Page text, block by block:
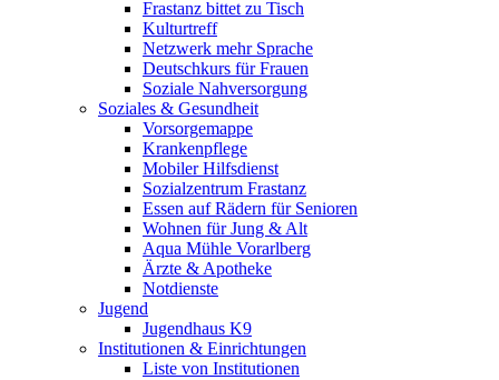
Frastanz bittet zu Tisch
Kulturtreff
Netzwerk mehr Sprache
Deutschkurs für Frauen
Soziale Nahversorgung
Soziales & Gesundheit
Vorsorgemappe
Krankenpflege
Mobiler Hilfsdienst
Sozialzentrum Frastanz
Essen auf Rädern für Senioren
Wohnen für Jung & Alt
Aqua Mühle Vorarlberg
Ärzte & Apotheke
Notdienste
Jugend
Jugendhaus K9
Institutionen & Einrichtungen
Liste von Institutionen